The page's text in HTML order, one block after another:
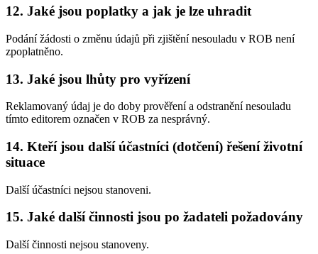
12. Jaké jsou poplatky a jak je lze uhradit
Podání žádosti o změnu údajů při zjištění nesouladu v ROB není
zpoplatněno.
13. Jaké jsou lhůty pro vyřízení
Reklamovaný údaj je do doby prověření a odstranění nesouladu
tímto editorem označen v ROB za nesprávný.
14. Kteří jsou další účastníci (dotčení) řešení životní
situace
Další účastníci nejsou stanoveni.
15. Jaké další činnosti jsou po žadateli požadovány
Další činnosti nejsou stanoveny.